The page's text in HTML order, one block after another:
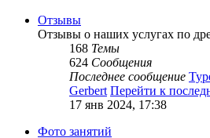
Отзывы
Отзывы о наших услугах по
168 Темы
624 Сообщения
Последнее сообщение
Gerbert Перейти к
17 янв 2024, 17:38
Фото занятий